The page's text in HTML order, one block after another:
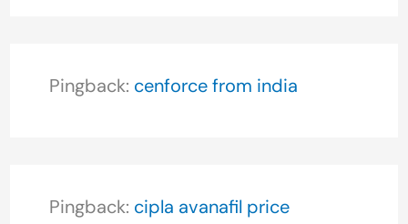
Pingback: cenforce from india
Pingback: cipla avanafil price